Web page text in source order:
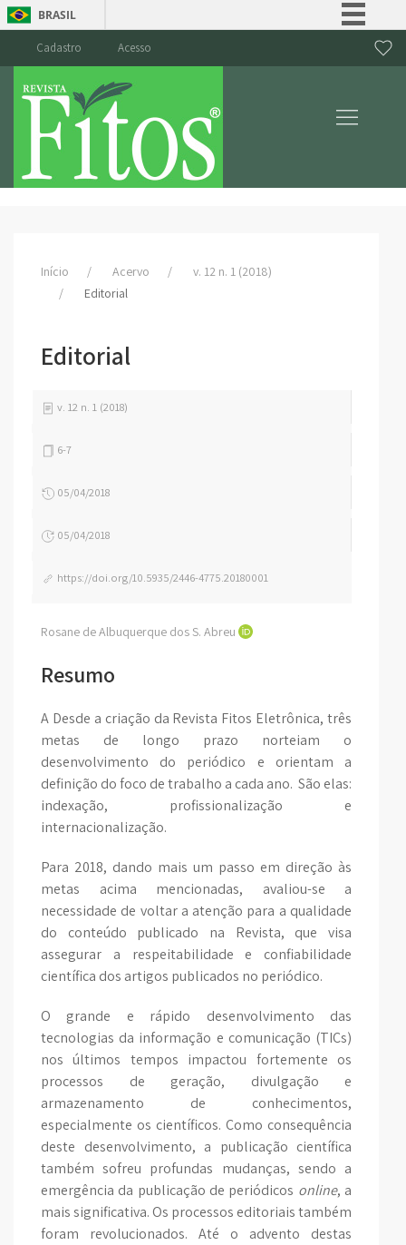
BRASIL
Canais
Cadastro Acesso
Início Acervo
v. 12 n. 1 (2018)
Editorial
Editorial
v. 12 n. 1 (2018)
6-7
05/04/2018
05/04/2018
https://doi.org/10.5935/2446-4775.20180001
Rosane de Albuquerque dos S. Abreu
Resumo
A Desde a criação da Revista Fitos Eletrônica, três
metas de longo prazo norteiam o
desenvolvimento do periódico e orientam a
definição do foco de trabalho a cada ano. São elas:
indexação, profissionalização e
internacionalização.
Para 2018, dando mais um passo em direção às
metas acima mencionadas, avaliou-se a
necessidade de voltar a atenção para a qualidade
do conteúdo publicado na Revista, que visa
assegurar a respeitabilidade e confiabilidade
científica dos artigos publicados no periódico.
O grande e rápido desenvolvimento das
tecnologias da informação e comunicação (TICs)
nos últimos tempos impactou fortemente os
processos de geração, divulgação e
armazenamento de conhecimentos,
especialmente os científicos. Como consequência
deste desenvolvimento, a publicação científica
também sofreu profundas mudanças, sendo a
emergência da publicação de periódicos online, a
mais significativa. Os processos editoriais também
foram revolucionados. Até o advento destas